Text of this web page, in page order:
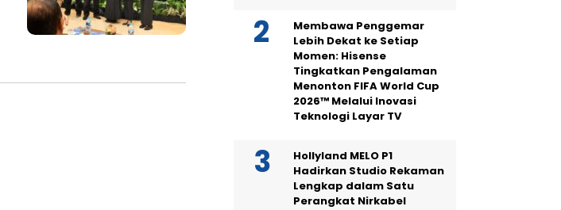
Membawa Penggemar
Lebih Dekat ke Setiap
Momen: Hisense
Tingkatkan Pengalaman
Menonton FIFA World Cup
2026™ Melalui Inovasi
Teknologi Layar TV
Hollyland MELO P1
Hadirkan Studio Rekaman
Lengkap dalam Satu
Perangkat Nirkabel